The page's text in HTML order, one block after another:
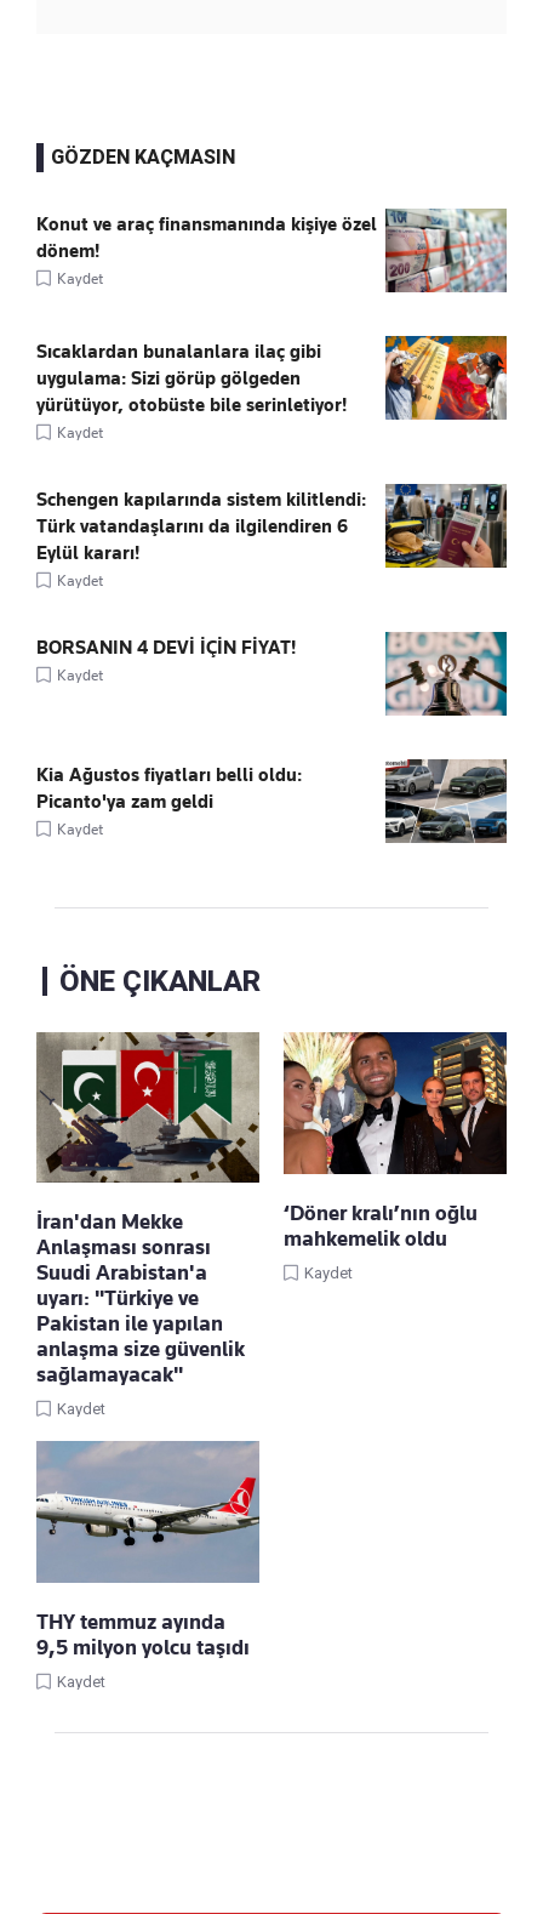
GÖZDEN KAÇMASIN
Konut ve araç finansmanında kişiye özel
dönem!
Kaydet
Sıcaklardan bunalanlara ilaç gibi
uygulama: Sizi görüp gölgeden
yürütüyor, otobüste bile serinletiyor!
Kaydet
Schengen kapılarında sistem kilitlendi:
Türk vatandaşlarını da ilgilendiren 6
Eylül kararı!
Kaydet
BORSANIN 4 DEVİ İÇİN FİYAT!
Kaydet
Kia Ağustos fiyatları belli oldu:
Picanto'ya zam geldi
Kaydet
ÖNE ÇIKANLAR
İran'dan Mekke
Anlaşması sonrası
Suudi Arabistan'a
uyarı: "Türkiye ve
Pakistan ile yapılan
anlaşma size güvenlik
sağlamayacak"
Kaydet
‘Döner kralı’nın oğlu
mahkemelik oldu
Kaydet
THY temmuz ayında
9,5 milyon yolcu taşıdı
Kaydet